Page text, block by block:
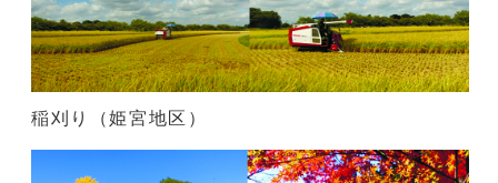
稲刈り（姫宮地区）